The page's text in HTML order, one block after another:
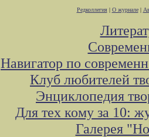
Редколлегия| О журнале|
Навигатор по
Клуб любителей
Энциклопедия
Для тех кому за 10:
Галерея